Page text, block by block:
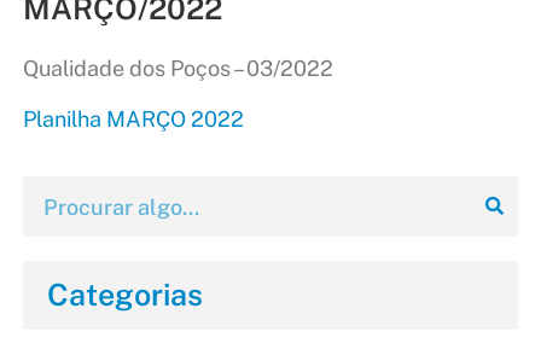
MARÇO/2022
Qualidade dos Poços – 03/2022
Planilha MARÇO 2022
Categorias